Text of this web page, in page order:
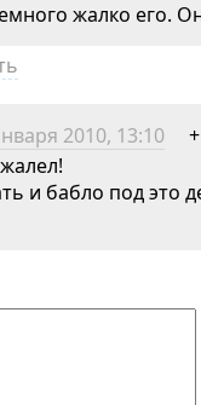
жалко его.
2010, 13:10
и бабло под это